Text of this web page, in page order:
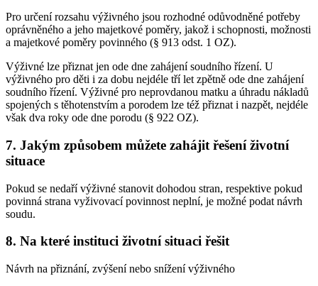
Pro určení rozsahu výživného jsou rozhodné odůvodněné potřeby
oprávněného a jeho majetkové poměry, jakož i schopnosti, možnosti
a majetkové poměry povinného (§ 913 odst. 1 OZ).
Výživné lze přiznat jen ode dne zahájení soudního řízení. U
výživného pro děti i za dobu nejdéle tří let zpětně ode dne zahájení
soudního řízení. Výživné pro neprovdanou matku a úhradu nákladů
spojených s těhotenstvím a porodem lze též přiznat i nazpět, nejdéle
však dva roky ode dne porodu (§ 922 OZ).
7. Jakým způsobem můžete zahájit řešení životní
situace
Pokud se nedaří výživné stanovit dohodou stran, respektive pokud
povinná strana vyživovací povinnost neplní, je možné podat návrh
soudu.
8. Na které instituci životní situaci řešit
Návrh na přiznání, zvýšení nebo snížení výživného